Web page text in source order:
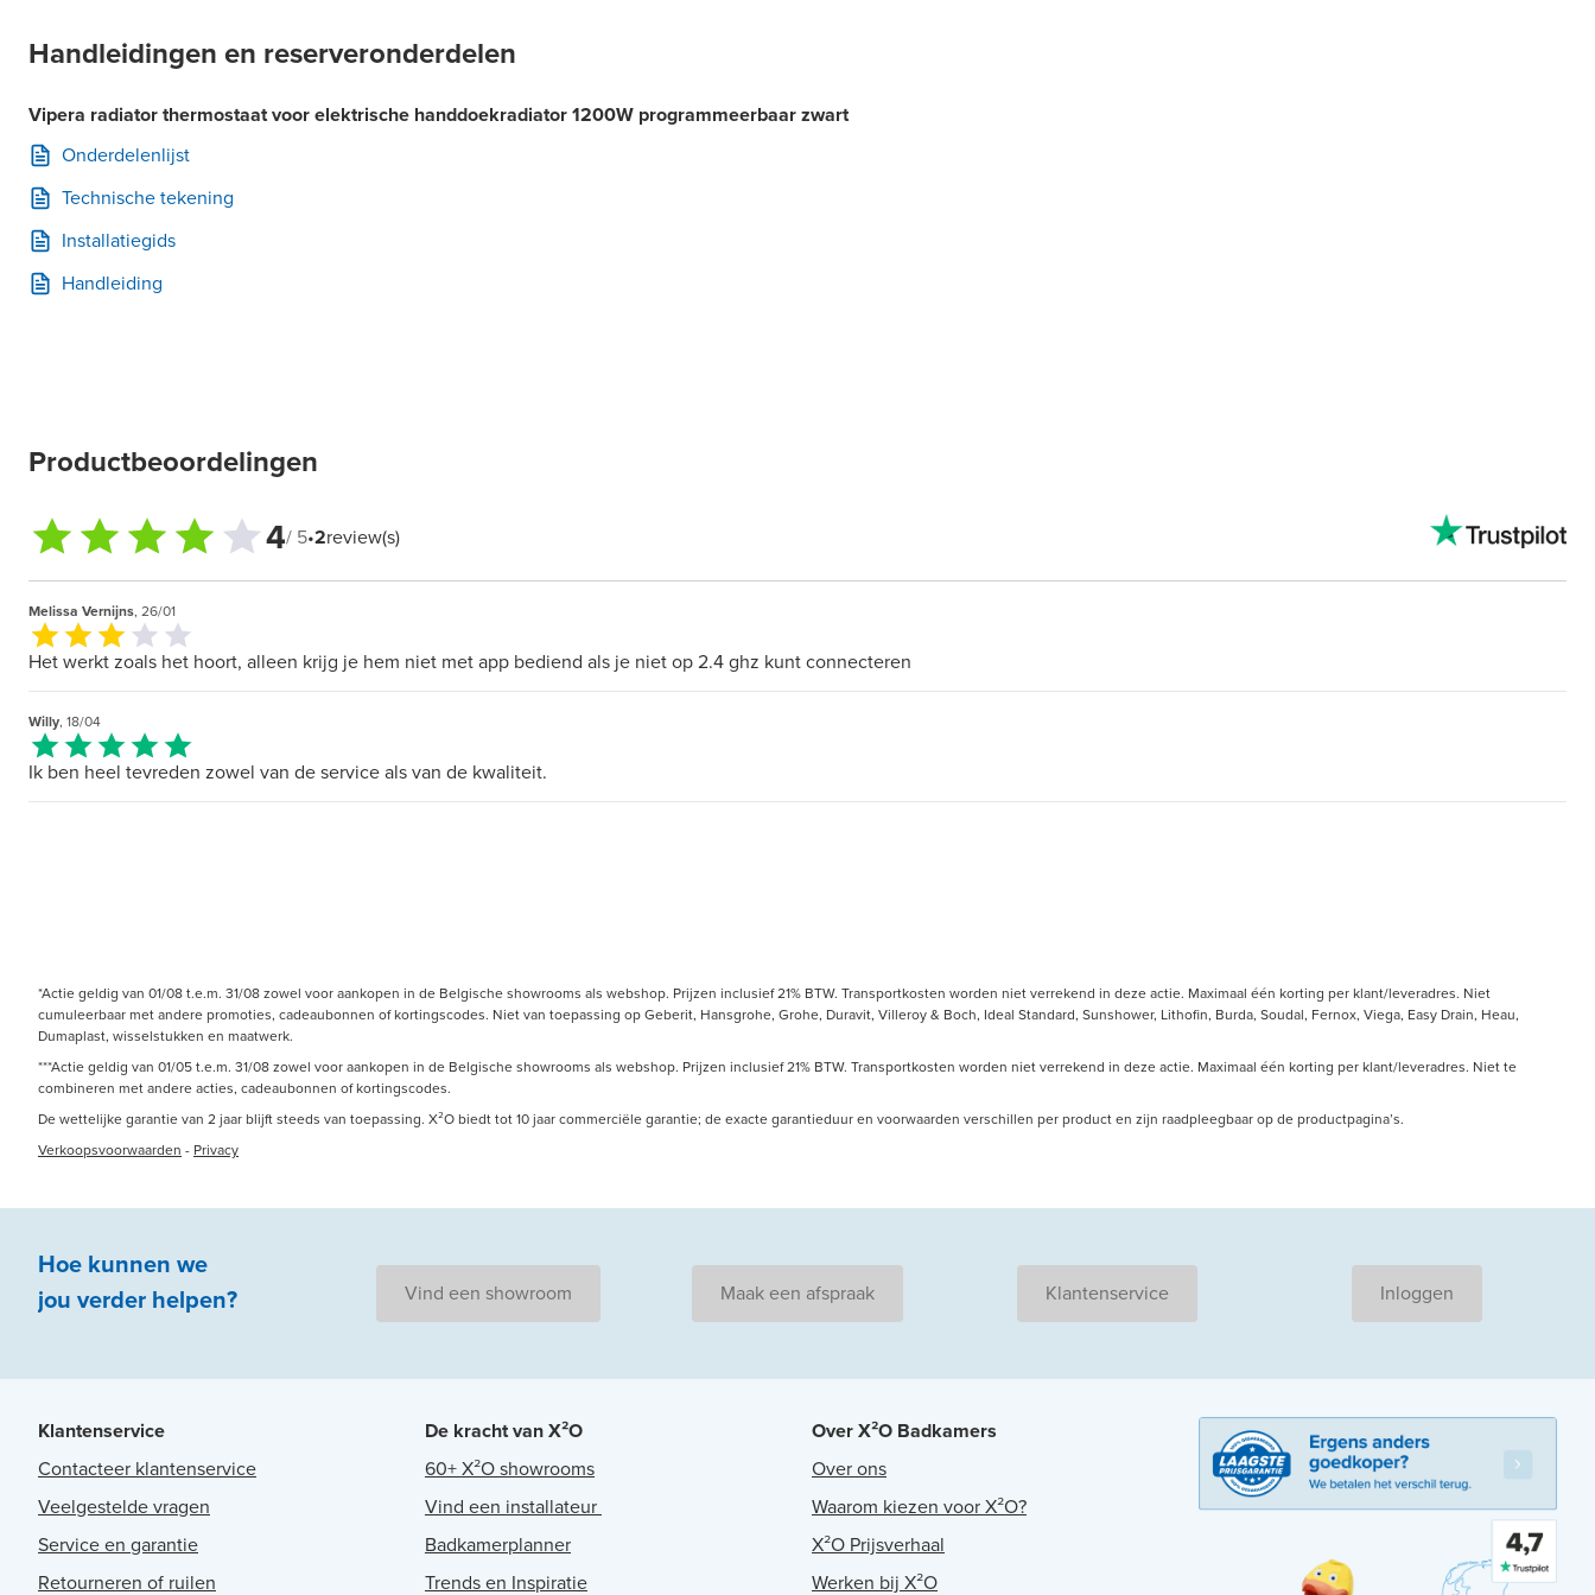
Handleidingen en reserveronderdelen
Vipera radiator thermostaat voor elektrische handdoekradiator 1200W programmeerbaar zwart
Onderdelenlijst
Technische tekening
Installatiegids
Handleiding
Productbeoordelingen
4/ 5•2review(s)
Melissa Vernijns, 26/01
Het werkt zoals het hoort, alleen krijg je hem niet met app bediend als je niet op 2.4 ghz kunt connecteren
Willy, 18/04
Ik ben heel tevreden zowel van de service als van de kwaliteit.
*Actie geldig van 01/08 t.e.m. 31/08 zowel voor aankopen in de Belgische showrooms als webshop. Prijzen inclusief 21% BTW. Transportkosten worden niet verrekend in deze actie. Maximaal één korting per klant/leveradres. Niet
cumuleerbaar met andere promoties, cadeaubonnen of kortingscodes. Niet van toepassing op Geberit, Hansgrohe, Grohe, Duravit, Villeroy & Boch, Ideal Standard, Sunshower, Lithofin, Burda, Soudal, Fernox, Viega, Easy Drain, Heau,
Dumaplast, wisselstukken en maatwerk.
***Actie geldig van 01/05 t.e.m. 31/08 zowel voor aankopen in de Belgische showrooms als webshop. Prijzen inclusief 21% BTW. Transportkosten worden niet verrekend in deze actie. Maximaal één korting per klant/leveradres. Niet te
combineren met andere acties, cadeaubonnen of kortingscodes.
De wettelijke garantie van 2 jaar blijft steeds van toepassing. X²O biedt tot 10 jaar commerciële garantie; de exacte garantieduur en voorwaarden verschillen per product en zijn raadpleegbaar op de productpagina’s.
Verkoopsvoorwaarden - Privacy
Hoe kunnen we
jou verder helpen? Vind een showroom Maak een afspraak Klantenservice Inloggen
Klantenservice
Contacteer klantenservice
Veelgestelde vragen
Service en garantie
Retourneren of ruilen
De kracht van X²O
60+ X²O showrooms
Vind een installateur
Badkamerplanner
Trends en Inspiratie
Over X²O Badkamers
Over ons
Waarom kiezen voor X²O?
X²O Prijsverhaal
Werken bij X²O